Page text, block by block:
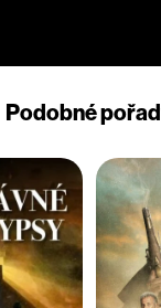
Podobné